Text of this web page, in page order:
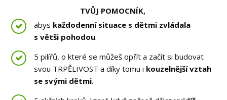
TVŮJ POMOCNÍK,
abys každodenní situace s dětmi zvládala
s větši pohodou.
5 pilířů, o které se můžeš opřít a začít si budovat
svou TRPĚLIVOST a díky tomu i kouzelnější vztah
se svými dětmi.